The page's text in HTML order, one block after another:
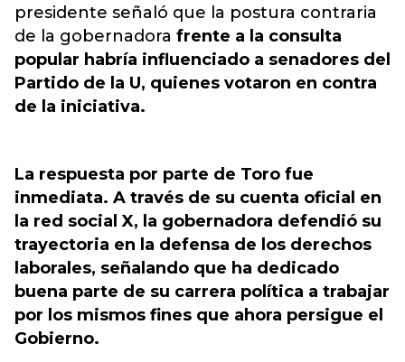
presidente señaló que la postura contraria
de la gobernadora frente a la consulta
popular habría influenciado a senadores del
Partido de la U, quienes votaron en contra
de la iniciativa.
La respuesta por parte de Toro fue
inmediata. A través de su cuenta oficial en
la red social X, la gobernadora defendió su
trayectoria en la defensa de los derechos
laborales, señalando que ha dedicado
buena parte de su carrera política a trabajar
por los mismos fines que ahora persigue el
Gobierno.